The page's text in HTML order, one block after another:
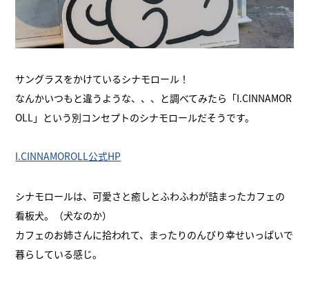
サングラスをかけているシナモロール！
なんかいつもと違うような、、、と調べてみたら「I.CINNAMOR
OLL」という別コンセプトのシナモロールだそうです。
I.CINNAMOROLL公式HP
シナモロールは、可愛さと癒しとふわふわが詰まったカフェの
看板犬。（犬なのか）
カフェのお姉さんに拾われて、まったりのんびり幸せいっぱいで
暮らしている感じ。